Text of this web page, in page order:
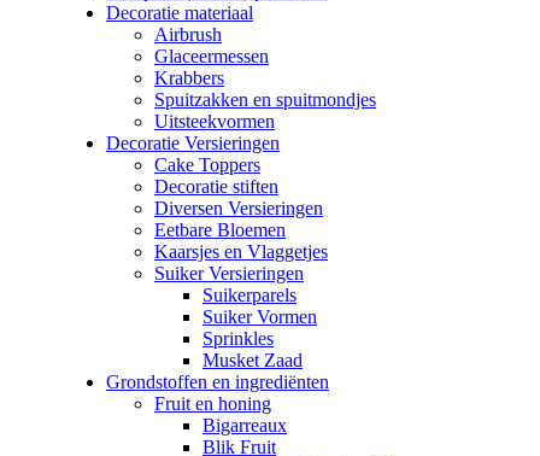
Decoratie materiaal
Airbrush
Glaceermessen
Krabbers
Spuitzakken en spuitmondjes
Uitsteekvormen
Decoratie Versieringen
Cake Toppers
Decoratie stiften
Diversen Versieringen
Eetbare Bloemen
Kaarsjes en Vlaggetjes
Suiker Versieringen
Suikerparels
Suiker Vormen
Sprinkles
Musket Zaad
Grondstoffen en ingrediënten
Fruit en honing
Bigarreaux
Blik Fruit